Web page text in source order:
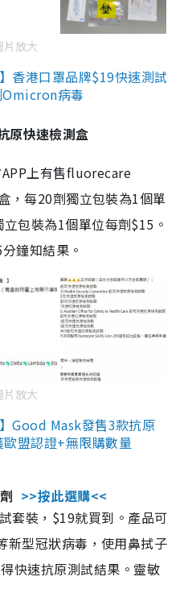
片放大
香港口罩品牌$19快速測試
Omicron病毒
快速檢測盒
上有售fluorecare
，每20劑獨立包裝為1個單
包裝為1個單位每劑$15。
鐘知結果。
片放大
Good Mask發售3款抗原
盟認證+無限購數量
>>按此選購<<
套裝，$19就買到。產品可
型冠狀病毒，使用鼻拭子
快速抗原測試結果。靈敏